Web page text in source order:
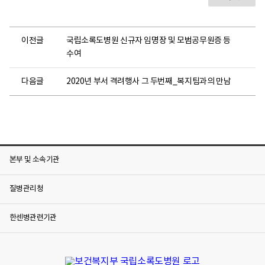
이전글
국립소록도병원 신규자 임명장 및 모범공무원증 등
수여
다음글 2020년 부서 격려행사 그 두번째_복지팀과의 만남
본부 및 소속기관
질병관리청
한센병관련기관